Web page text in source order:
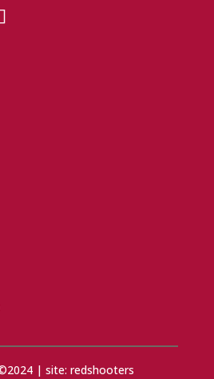
| site: redshooters